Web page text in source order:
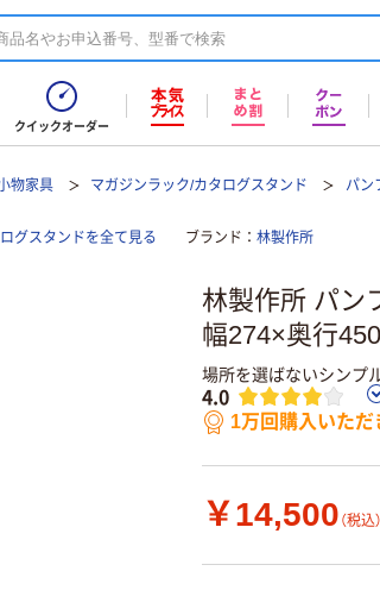
クイックオーダー
物家具 マガジンラック/カタログスタンド パン
グスタンドを全て見る ブランド 林製作所
林製作所 パン
幅274×奥行
場所を選ばないシンプ
4.0
1万回購入いただ
￥14,500 （税込）